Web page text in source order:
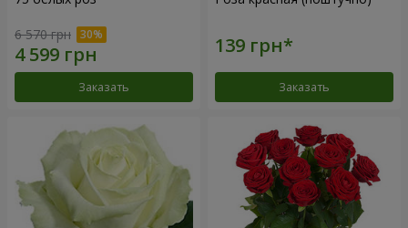
6 570 грн
Заказать Заказать